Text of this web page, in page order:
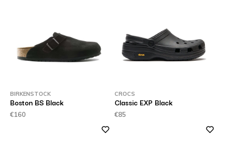
BIRKENSTOCK
Boston BS Black
€160
CROCS
Classic EXP Black
€85